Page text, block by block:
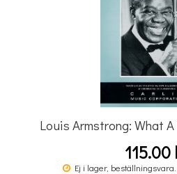
Povel vid pianot
Louis Armstrong: What
115.00
Ej i lager, beställningsvara.